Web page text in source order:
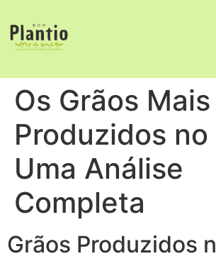
Os Grãos Mais
Produzidos no
Uma Análise
Completa
Grãos Produzidos